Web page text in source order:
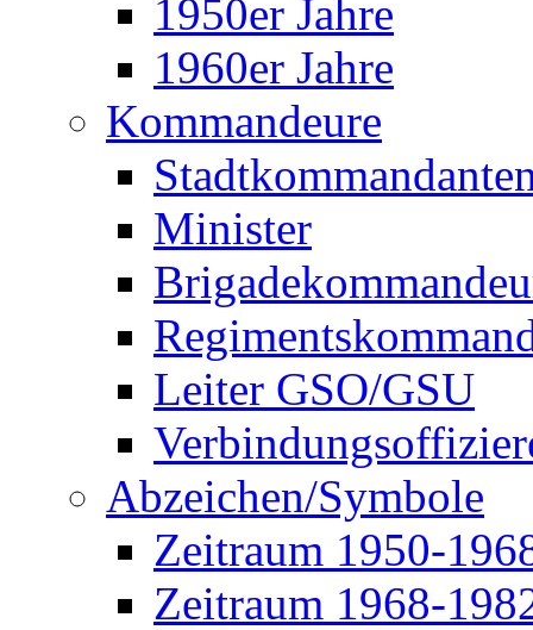
1950er Jahre
1960er Jahre
Kommandeure
Minister
Leiter GSO/GSU
Abzeichen/Symbole
Zeitraum 1950-
Zeitraum 1968-